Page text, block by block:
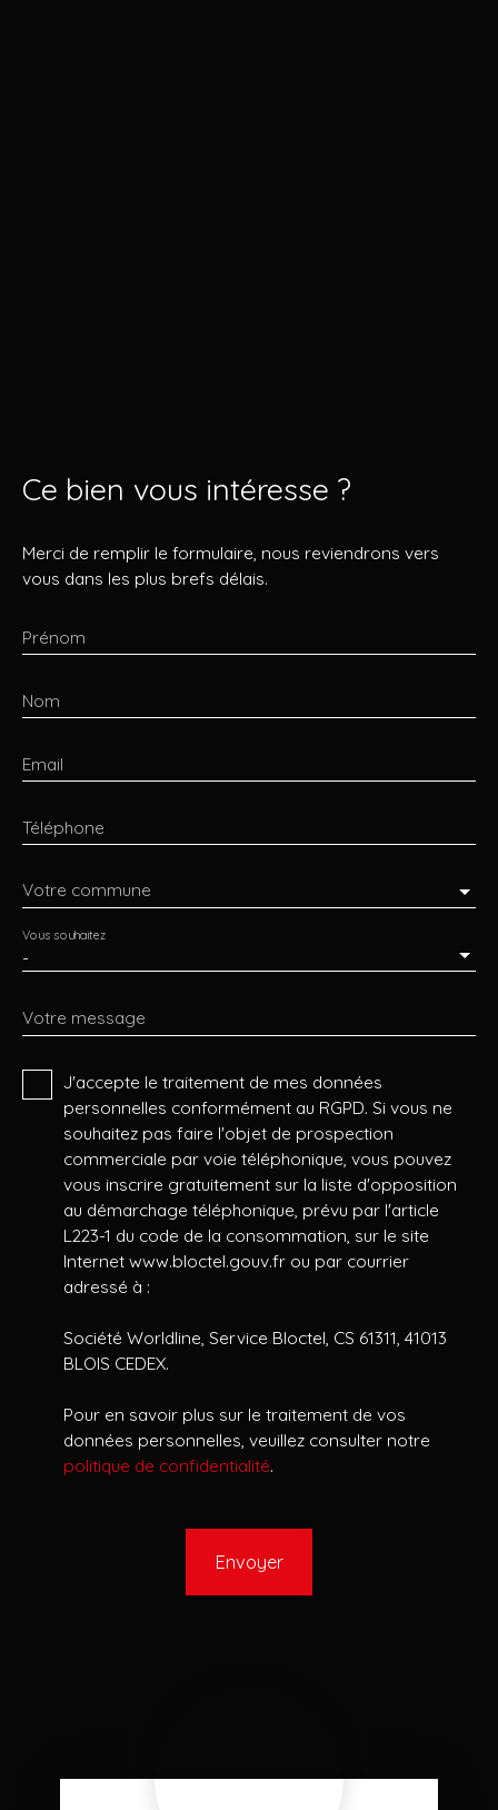
Ce bien vous intéresse ?
Merci de remplir le formulaire, nous reviendrons vers
vous dans les plus brefs délais.
Prénom
Nom
Email
Téléphone
Votre commune
-
Vous souhaitez
Votre message
J'accepte le traitement de mes données
personnelles conformément au RGPD. Si vous ne
souhaitez pas faire l'objet de prospection
commerciale par voie téléphonique, vous pouvez
vous inscrire gratuitement sur la liste d'opposition
au démarchage téléphonique, prévu par l'article
L223-1 du code de la consommation, sur le site
Internet www.bloctel.gouv.fr ou par courrier
adressé à :
Société Worldline, Service Bloctel, CS 61311, 41013
BLOIS CEDEX.
Pour en savoir plus sur le traitement de vos
données personnelles, veuillez consulter notre
politique de confidentialité.
Envoyer